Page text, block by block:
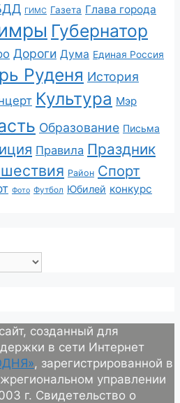
ГИМС Газета Глава города
Губернатор
Дороги Дума Единая Россия
Руденя История
Культура Мэр
Образование Письма
Правила Праздник
Район Спорт
Фото Футбол Юбилей конкурс
созданный для
в сети Интернет
, зарегистрированной в
управлении
г. Свидетельство о